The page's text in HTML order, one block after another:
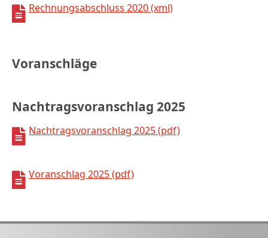
Rechnungsabschluss 2020 (xml)
Voranschläge
Nachtragsvoranschlag 2025
Nachtragsvoranschlag 2025 (pdf)
Voranschlag 2025 (pdf)